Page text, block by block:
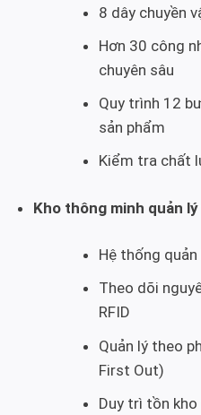
8 dây chuyền
Hơn 30 công
chuyên sâu
Quy trình 12
sản phẩm
Kiểm tra chất
Kho thông minh quản
Hệ thống
Theo dõi
RFID
Quản lý theo
First Out)
Duy trì tồn